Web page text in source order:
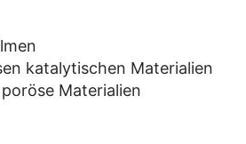
katalytischen Materialien
Materialien